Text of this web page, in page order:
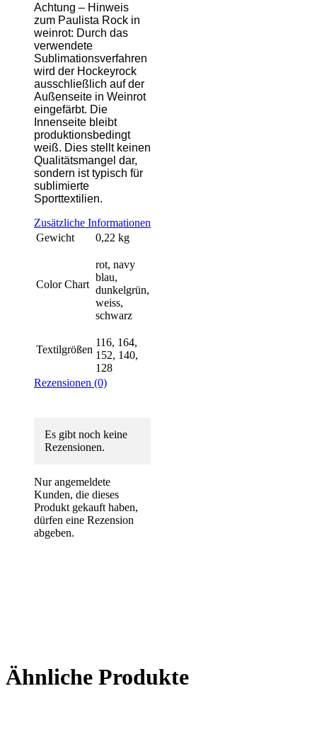
Achtung – Hinweis
zum Paulista Rock in
weinrot: Durch das
verwendete
Sublimationsverfahren
wird der Hockeyrock
ausschließlich auf der
Außenseite in Weinrot
eingefärbt. Die
Innenseite bleibt
produktionsbedingt
weiß. Dies stellt keinen
Qualitätsmangel dar,
sondern ist typisch für
sublimierte
Sporttextilien.
Zusätzliche Informationen
Gewicht
0,22 kg
Color Chart
rot, navy
blau,
dunkelgrün,
weiss,
schwarz
Textilgrößen
116, 164,
152, 140,
128
Rezensionen (0)
Es gibt noch keine
Rezensionen.
Nur angemeldete
Kunden, die dieses
Produkt gekauft haben,
dürfen eine Rezension
abgeben.
Ähnliche Produkte